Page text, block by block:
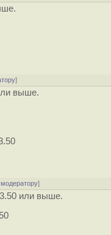
]
выше.
модератору]
или выше.